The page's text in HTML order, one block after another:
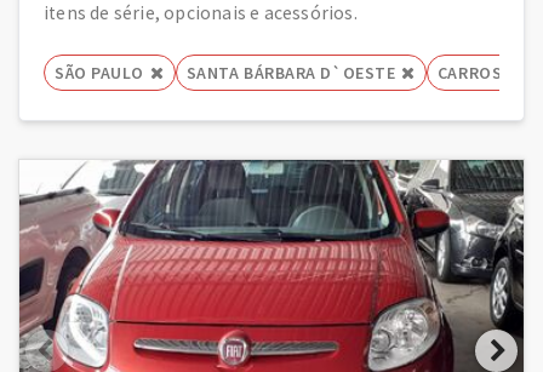
itens de série, opcionais e acessórios.
SÃO PAULO SANTA BÁRBARA D`OESTE CARROS